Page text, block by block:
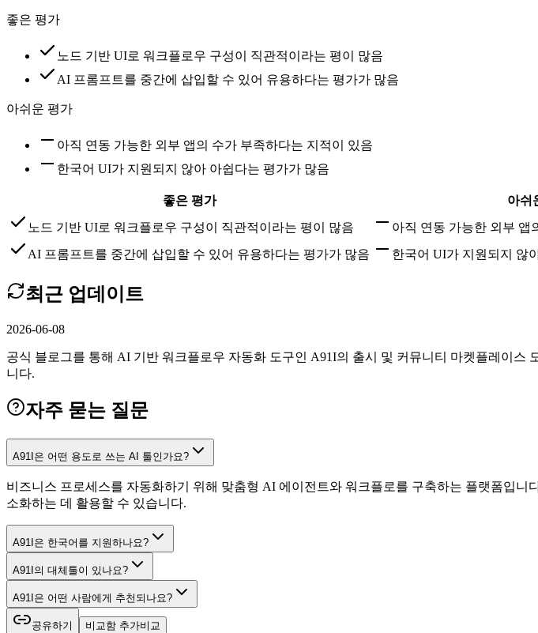
좋은 평가
노드 기반 UI로 워크플로우 구성이 직관적이라는 평이 많음
AI 프롬프트를 중간에 삽입할 수 있어 유용하다는 평가가 많음
아쉬운 평가
아직 연동 가능한 외부 앱의 수가 부족하다는 지적이 있음
한국어 UI가 지원되지 않아 아쉽다는 평가가 많음
좋은 평가
아쉬
노드 기반 UI로 워크플로우 구성이 직관적이라는 평이 많음
아직 연동 가능한 외부 앱
AI 프롬프트를 중간에 삽입할 수 있어 유용하다는 평가가 많음
한국어 UI가 지원되지 않
최근 업데이트
2026-06-08
공식 블로그를 통해 AI 기반 워크플로우 자동화 도구인 A91I의 출시 및 커뮤니티 마켓플레이
니다.
자주 묻는 질문
A91I은 어떤 용도로 쓰는 AI 툴인가요?
비즈니스 프로세스를 자동화하기 위해 맞춤형 AI 에이전트와 워크플로를 구축하는 플랫폼입
소화하는 데 활용할 수 있습니다.
A91I은 한국어를 지원하나요?
A91I의 대체툴이 있나요?
A91I은 어떤 사람에게 추천되나요?
공유하기 비교함 추가비교